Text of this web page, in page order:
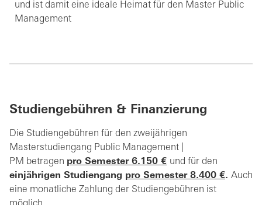
und ist damit eine ideale Heimat für den Master Public
Management
Studiengebühren & Finanzierung
Die Studiengebühren für den zweijährigen
Masterstudiengang Public Management |
PM betragen pro Semester 6.150 € und für den
einjährigen Studiengang pro Semester 8.400 €. Auch
eine monatliche Zahlung der Studiengebühren ist